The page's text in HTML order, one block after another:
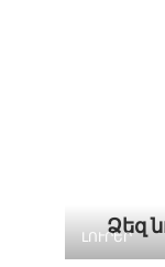
Ձեզ
ԼՈՒՐԵՐ